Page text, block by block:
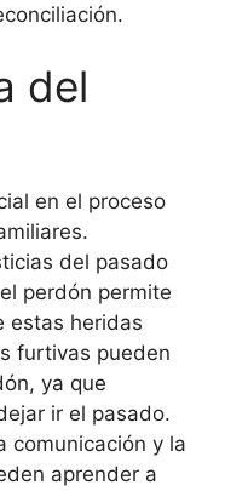
del
en el proceso
del pasado
perdón permite
estas heridas
furtivas pueden
ya que
ir el pasado.
comunicación y la
aprender a